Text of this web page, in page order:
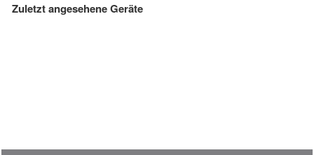
Zuletzt angesehene Geräte